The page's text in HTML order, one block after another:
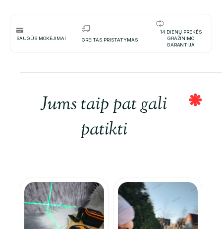
SAUGŪS MOKĖJIMAI GREITAS PRISTATYMAS
14 DIENŲ PREKĖS
GRAŽINIMO
GARANTIJA
Jums taip pat gali
patikti